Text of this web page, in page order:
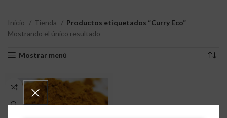
Inicio Tienda
Productos etiquetados “Curry Eco”
Mostrando el único resultado
Mostrar menú